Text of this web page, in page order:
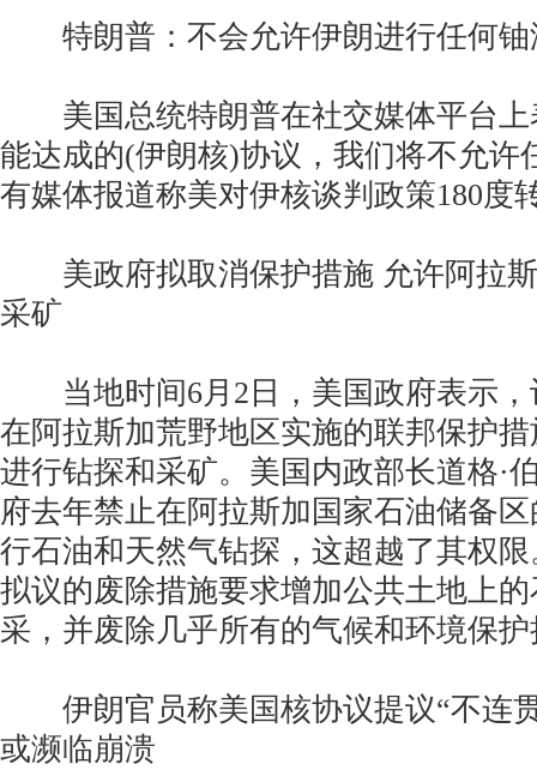
特朗普：不会允许伊朗进行任何铀
美国总统特朗普在社交媒体平台上
能达成的(伊朗核)协议，我们将不允许
有媒体报道称美对伊核谈判政策180度
美政府拟取消保护措施 允许阿拉斯
采矿
当地时间6月2日，美国政府表示，
在阿拉斯加荒野地区实施的联邦保护
进行钻探和采矿。美国内政部长道格·
府去年禁止在阿拉斯加国家石油储备
行石油和天然气钻探，这超越了其权
拟议的废除措施要求增加公共土地上
采，并废除几乎所有的气候和环境保
伊朗官员称美国核协议提议“不连
或濒临崩溃